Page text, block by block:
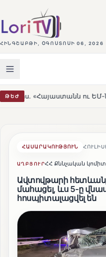
ՀԻՆԳՇԱԲԹԻ, ՕԳՈՍՏՈՍԻ 06, 2026
ԹԵԺու ԵՄ-ն երբեք այսքան
ՀԱՍԱՐԱԿՈՒԹՅՈՒՆ
ԱՂԲՅՈՒՐՀՀ Քննչական
Ավտովթարի
մահացել, ևս 5-ը
հոսպիտալացվել են